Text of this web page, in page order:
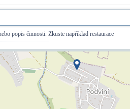
popis činnosti. Zkuste například restaurace